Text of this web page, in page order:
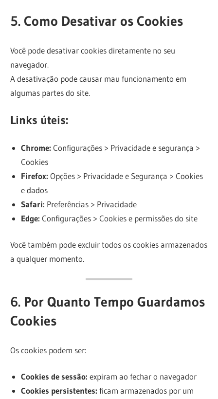
5. Como Desativar os Cookies
Você pode desativar cookies diretamente no seu
navegador.
A desativação pode causar mau funcionamento em
algumas partes do site.
Links úteis:
Chrome: Configurações > Privacidade e segurança >
Cookies
Firefox: Opções > Privacidade e Segurança > Cookies
e dados
Safari: Preferências > Privacidade
Edge: Configurações > Cookies e permissões do site
Você também pode excluir todos os cookies armazenados
a qualquer momento.
6. Por Quanto Tempo Guardamos
Cookies
Os cookies podem ser:
Cookies de sessão: expiram ao fechar o navegador
Cookies persistentes: ficam armazenados por um